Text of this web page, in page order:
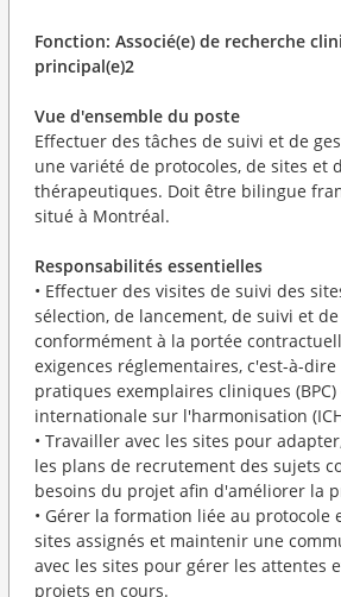
Fonction: Associé(e) de recherche
principal(e)2
Vue d'ensemble du poste
Effectuer des tâches de suivi et de
une variété de protocoles, de sites et
thérapeutiques. Doit être bilingue
situé à Montréal.
Responsabilités essentielles
• Effectuer des visites de suivi des
sélection, de lancement, de suivi et
conformément à la portée
exigences réglementaires, c'est-à-
pratiques exemplaires cliniques
internationale sur l'harmonisation
• Travailler avec les sites pour
les plans de recrutement des sujets
besoins du projet afin d'améliorer la
• Gérer la formation liée au protocole
sites assignés et maintenir une
avec les sites pour gérer les attentes
projets en cours.